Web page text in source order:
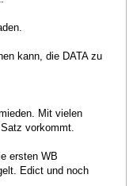
kann, die DATA zu
Mit vielen
vorkommt.
ersten WB
Edict und noch